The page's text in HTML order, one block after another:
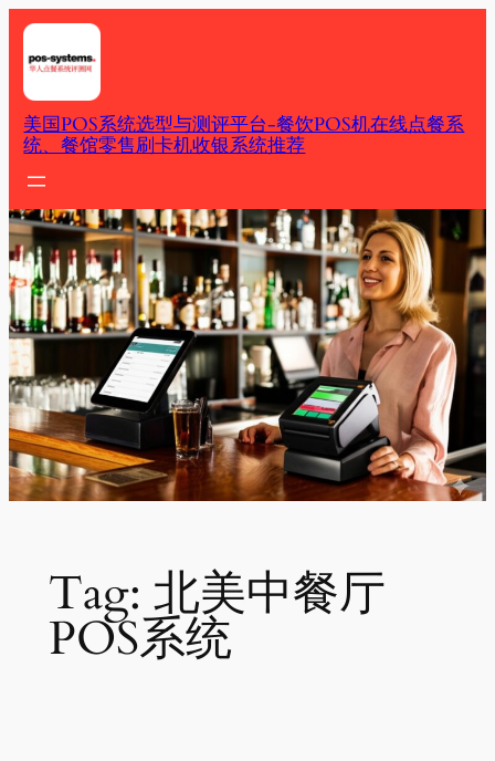
Skip
content
美国POS系统选型与测评平台-餐饮POS机在线点餐系
统、餐馆零售刷卡机收银系统推荐
Tag: 北美中餐厅
POS系统